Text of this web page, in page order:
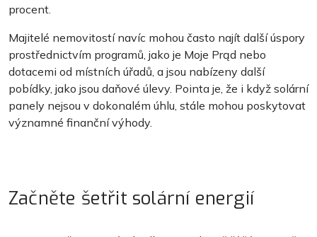
procent.
Majitelé nemovitostí navíc mohou často najít další úspory
prostřednictvím programů, jako je Moje Prąd nebo
dotacemi od místních úřadů, a jsou nabízeny další
pobídky, jako jsou daňové úlevy. Pointa je, že i když solární
panely nejsou v dokonalém úhlu, stále mohou poskytovat
významné finanční výhody.
Začněte šetřit solární energií